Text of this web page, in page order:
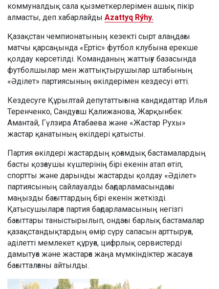
коммуналдық сала қызметкерлерімен ашық пікір
алмасты, деп хабарлайды Azattyq Rýhy.
Қазақстан чемпионатының кезекті сырт алаңдағы
матчы қарсаңында «Ертіс» футбол клубына ерекше
қолдау көрсетілді. Команданың жаттығу базасында
футболшылар мен жаттықтырушылар штабының
«Әділет» партиясының өкілдерімен кездесуі өтті.
Кездесуге Құрылтай депутаттығына кандидаттар Илья
Теренченко, Сандуғаш Қалижанова, Жарқынбек
Амантай, Гүлзира Атабаева және «Жастар Рухы»
жастар қанатының өкілдері қатысты.
Партия өкілдері жастардың қоғамдық бастамалардың
басты қозғаушы күштерінің бірі екенін атап өтіп,
спортты және дарынды жастарды қолдау «Әділет»
партиясының сайлауалды бағдарламасындағы
маңызды бағыттардың бірі екенін жеткізді.
Қатысушыларға партия бағдарламасының негізгі
бағыттары таныстырылып, ондағы барлық бастамалар
қазақстандықтардың өмір сүру сапасын арттыруға,
әділетті мемлекет құруға, цифрлық сервистерді
дамытуға және жастарға жаңа мүмкіндіктер жасауға
бағытталғаны айтылды.